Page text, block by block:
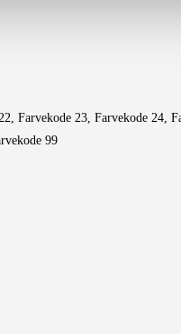
Farvekode 23, Farvekode 24,
99